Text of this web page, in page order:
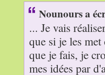
Nounours a
... Je vais
que si je les
que je fais, je
mes idées par